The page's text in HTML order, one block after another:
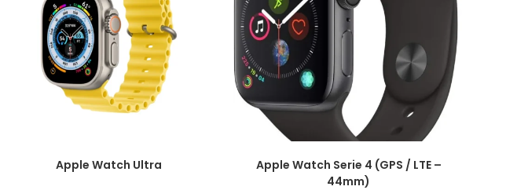
Apple Watch Ultra
Apple Watch Serie 4 (GPS / LTE –
44mm)